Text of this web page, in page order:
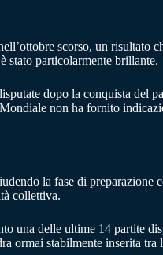
scorso, un risultato
stato particolarmente brillante.
dopo la conquista del
non ha fornito
la fase di preparazione
collettiva.
una delle ultime 14 partite
ormai stabilmente inserita